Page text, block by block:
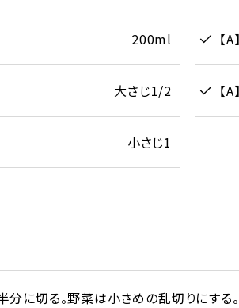
200ml 【
大さじ1/2 【A
小さじ1
に切る。野菜は小さめの乱切りにする。